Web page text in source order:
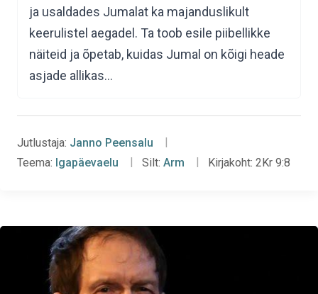
ja usaldades Jumalat ka majanduslikult
keerulistel aegadel. Ta toob esile piibellikke
näiteid ja õpetab, kuidas Jumal on kõigi heade
asjade allikas…
Jutlustaja: Janno Peensalu
Teema: Igapäevaelu Silt: Arm Kirjakoht: 2Kr 9:8